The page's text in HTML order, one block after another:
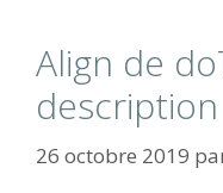
Align de
26 octobre 2019